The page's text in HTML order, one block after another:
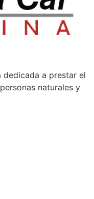
dedicada a prestar el
naturales y